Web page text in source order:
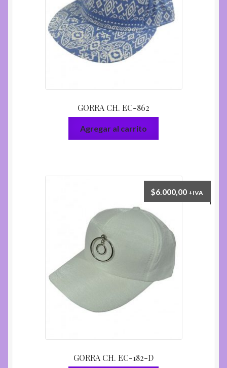
GORRA CH. EC-862
Agregar al carrito
GORRA CH. EC-182-D
$6.000,00 +IVA